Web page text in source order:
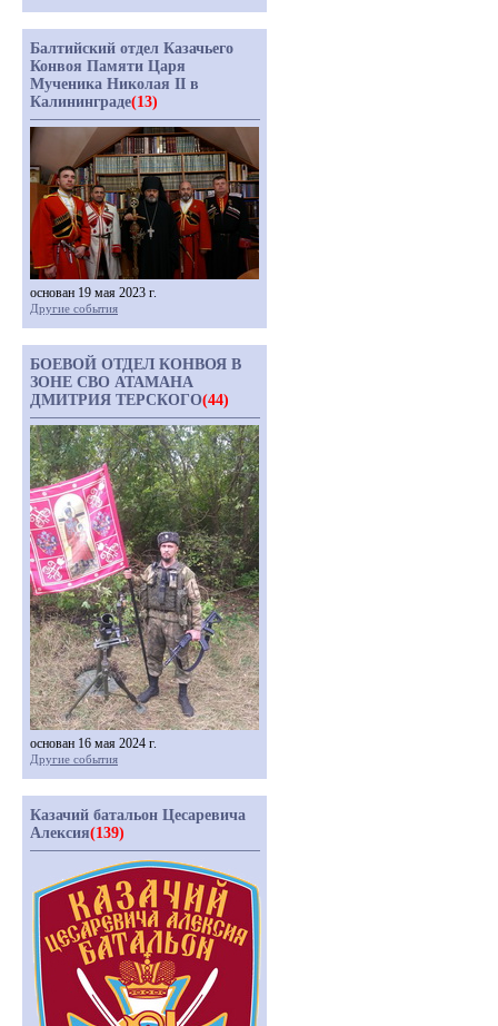
Балтийский отдел Казачьего
Конвоя Памяти Царя
Мученика Николая II в
Калининграде(13)
основан 19 мая 2023 г.
Другие события
БОЕВОЙ ОТДЕЛ КОНВОЯ В
ЗОНЕ СВО АТАМАНА
ДМИТРИЯ ТЕРСКОГО(44)
основан 16 мая 2024 г.
Другие события
Казачий батальон Цесаревича
Алексия(139)